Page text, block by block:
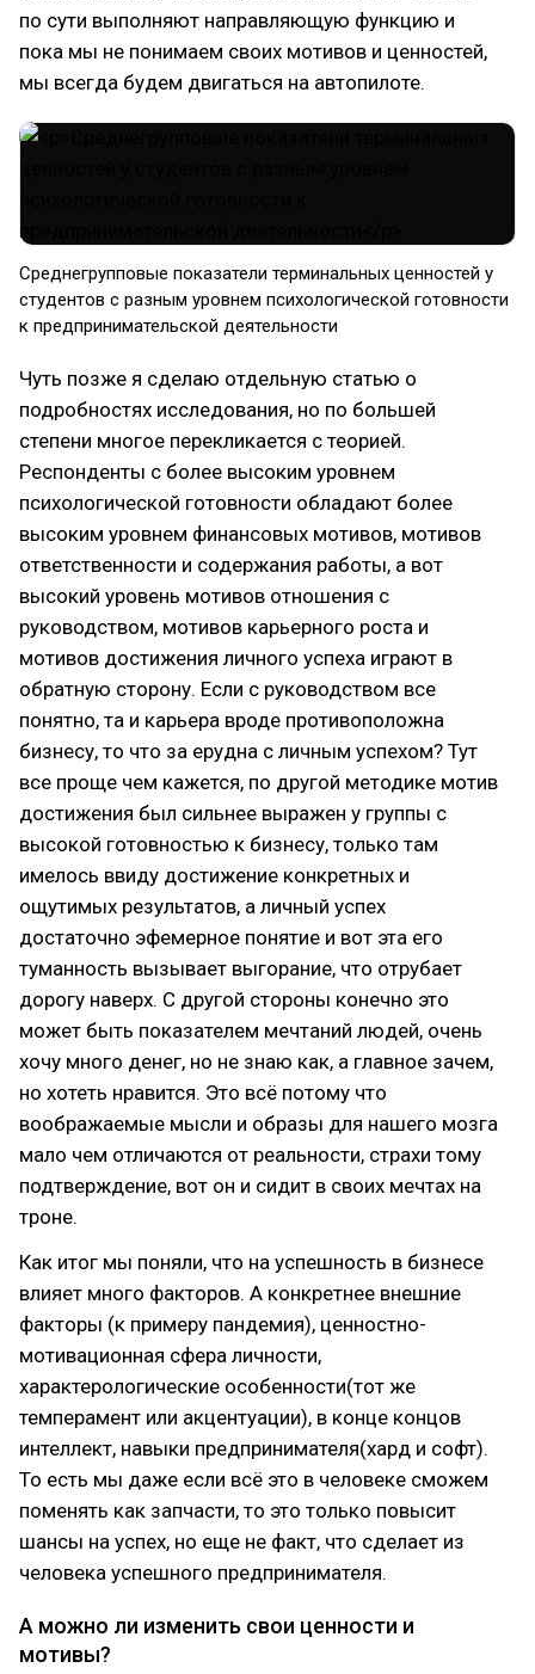
по сути выполняют направляющую функцию и
пока мы не понимаем своих мотивов и ценностей,
мы всегда будем двигаться на автопилоте.
Среднегрупповые показатели терминальных ценностей у
студентов с разным уровнем психологической готовности
к предпринимательской деятельности
Чуть позже я сделаю отдельную статью о
подробностях исследования, но по большей
степени многое перекликается с теорией.
Респонденты с более высоким уровнем
психологической готовности обладают более
высоким уровнем финансовых мотивов, мотивов
ответственности и содержания работы, а вот
высокий уровень мотивов отношения с
руководством, мотивов карьерного роста и
мотивов достижения личного успеха играют в
обратную сторону. Если с руководством все
понятно, та и карьера вроде противоположна
бизнесу, то что за ерудна с личным успехом? Тут
все проще чем кажется, по другой методике мотив
достижения был сильнее выражен у группы с
высокой готовностью к бизнесу, только там
имелось ввиду достижение конкретных и
ощутимых результатов, а личный успех
достаточно эфемерное понятие и вот эта его
туманность вызывает выгорание, что отрубает
дорогу наверх. С другой стороны конечно это
может быть показателем мечтаний людей, очень
хочу много денег, но не знаю как, а главное зачем,
но хотеть нравится. Это всё потому что
воображаемые мысли и образы для нашего мозга
мало чем отличаются от реальности, страхи тому
подтверждение, вот он и сидит в своих мечтах на
троне.
Как итог мы поняли, что на успешность в бизнесе
влияет много факторов. А конкретнее внешние
факторы (к примеру пандемия), ценностно-
мотивационная сфера личности,
характерологические особенности(тот же
темперамент или акцентуации), в конце концов
интеллект, навыки предпринимателя(хард и софт).
То есть мы даже если всё это в человеке сможем
поменять как запчасти, то это только повысит
шансы на успех, но еще не факт, что сделает из
человека успешного предпринимателя.
А можно ли изменить свои ценности и
мотивы?